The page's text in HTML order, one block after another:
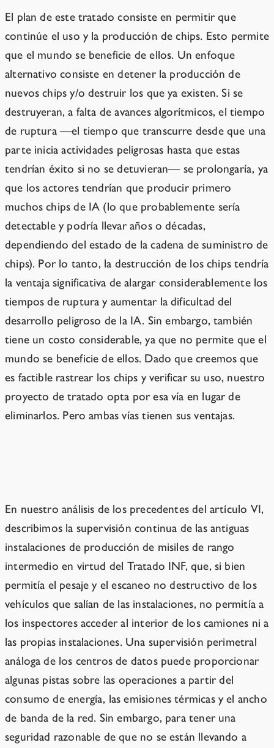
El plan de este tratado consiste en permitir que
continúe el uso y la producción de chips. Esto permite
que el mundo se beneficie de ellos. Un enfoque
alternativo consiste en detener la producción de
nuevos chips y/o destruir los que ya existen. Si se
destruyeran, a falta de avances algorítmicos, el tiempo
de ruptura —el tiempo que transcurre desde que una
parte inicia actividades peligrosas hasta que estas
tendrían éxito si no se detuvieran— se prolongaría, ya
que los actores tendrían que producir primero
muchos chips de IA (lo que probablemente sería
detectable y podría llevar años o décadas,
dependiendo del estado de la cadena de suministro de
chips). Por lo tanto, la destrucción de los chips tendría
la ventaja significativa de alargar considerablemente los
tiempos de ruptura y aumentar la dificultad del
desarrollo peligroso de la IA. Sin embargo, también
tiene un costo considerable, ya que no permite que el
mundo se beneficie de ellos. Dado que creemos que
es factible rastrear los chips y verificar su uso, nuestro
proyecto de tratado opta por esa vía en lugar de
eliminarlos. Pero ambas vías tienen sus ventajas.
En nuestro análisis de los precedentes del artículo VI,
describimos la supervisión continua de las antiguas
instalaciones de producción de misiles de rango
intermedio en virtud del Tratado INF, que, si bien
permitía el pesaje y el escaneo no destructivo de los
vehículos que salían de las instalaciones, no permitía a
los inspectores acceder al interior de los camiones ni a
las propias instalaciones. Una supervisión perimetral
análoga de los centros de datos puede proporcionar
algunas pistas sobre las operaciones a partir del
consumo de energía, las emisiones térmicas y el ancho
de banda de la red. Sin embargo, para tener una
seguridad razonable de que no se están llevando a